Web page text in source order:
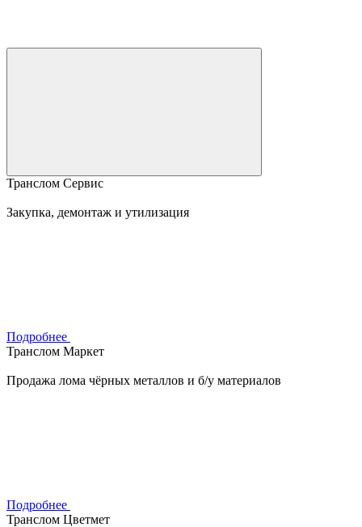
Транслом Сервис
Закупка, демонтаж и утилизация
Подробнее
Транслом Маркет
Продажа лома чёрных металлов и б/у материалов
Подробнее
Транслом Цветмет